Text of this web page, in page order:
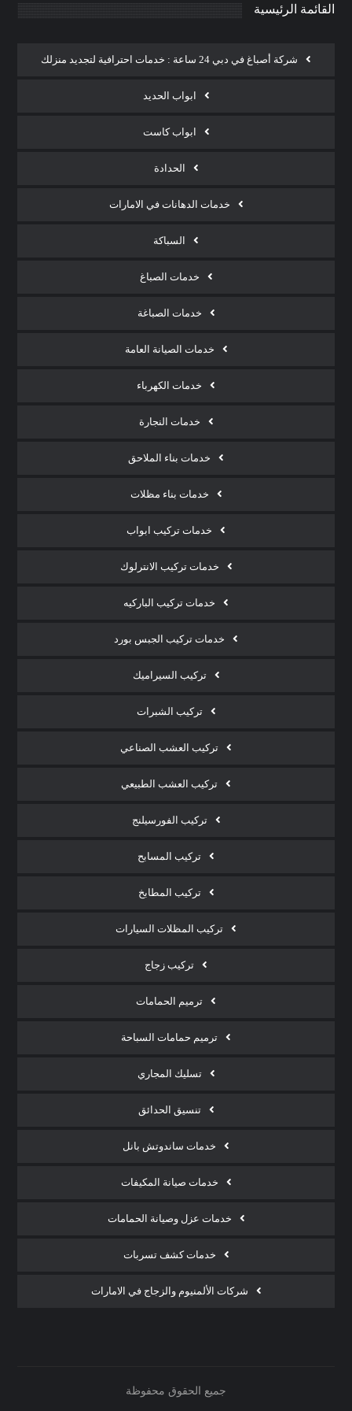
القائمة الرئيسية
شركة أصباغ في دبي 24 ساعة : خدمات احترافية لتجديد منزلك
ابواب الحديد
ابواب كاست
الحدادة
خدمات الدهانات في الامارات
السباكة
خدمات الصباغ
خدمات الصباغة
خدمات الصيانة العامة
خدمات الكهرباء
خدمات النجارة
خدمات بناء الملاحق
خدمات بناء مظلات
خدمات تركيب ابواب
خدمات تركيب الانترلوك
خدمات تركيب الباركيه
خدمات تركيب الجبس بورد
تركيب السيراميك
تركيب الشبرات
تركيب العشب الصناعي
تركيب العشب الطبيعي
تركيب الفورسيلنج
تركيب المسابح
تركيب المطابخ
تركيب المظلات السيارات
تركيب زجاج
ترميم الحمامات
ترميم حمامات السباحة
تسليك المجاري
تنسيق الحدائق
خدمات ساندوتش بانل
خدمات صيانة المكيفات
خدمات عزل وصيانة الحمامات
خدمات كشف تسربات
شركات الألمنيوم والزجاج في الامارات
جميع الحقوق محفوظة